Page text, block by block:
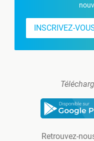
INSCRIVEZ-
Retrouvez-